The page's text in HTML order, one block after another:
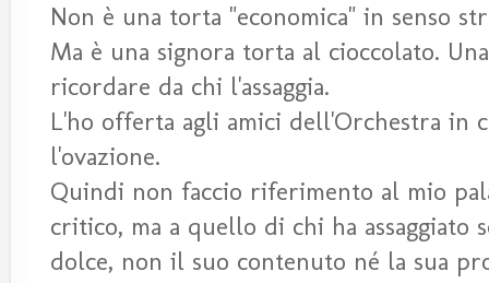
Non è una torta "economica" in senso
Ma è una signora torta al cioccolato.
ricordare da chi l'assaggia.
L'ho offerta agli amici dell'Orchestra in
l'ovazione.
Quindi non faccio riferimento al mio
critico, ma a quello di chi ha assaggiato
dolce, non il suo contenuto né la sua